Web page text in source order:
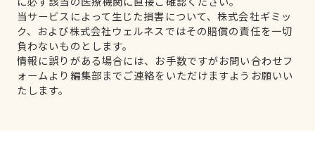
当サービスによって生じた損害について、株式会社ギミッ
ク、および株式会社ウェルネスではその賠償の責任を一切
負わないものとします。
情報に誤りがある場合には、お手数ですがお問い合わせフ
ォームより編集部までご連絡をいただけますようお願いい
たします。